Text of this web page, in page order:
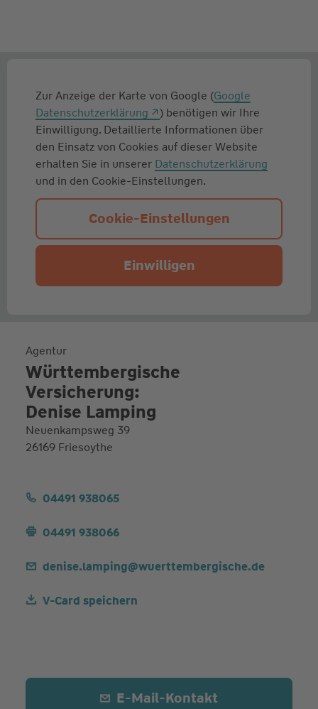
Zur Anzeige der Karte von Google (Google
Datenschutzerklärung
) benötigen wir Ihre
Einwilligung. Detaillierte Informationen über
den Einsatz von Cookies auf dieser Website
erhalten Sie in unserer Datenschutzerklärung
und in den Cookie-Einstellungen.
Cookie-Einstellungen
Einwilligen
Agentur
Württembergische
Versicherung:
Denise Lamping
Neuenkampsweg 39
26169 Friesoythe
04491 938065
04491 938066
denise.lamping@wuerttembergische.de
V-Card speichern
E-Mail-Kontakt